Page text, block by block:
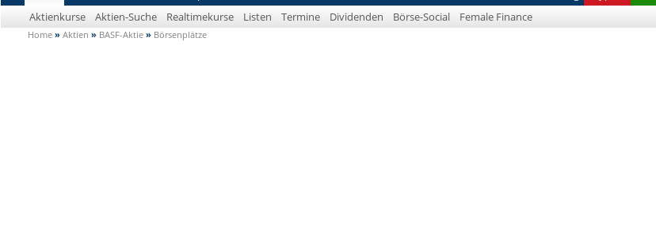
Aktienkurse
Aktien-Suche Realtimekurse Listen Termine Dividenden Börse-Social Female Finance
Home » Aktien » BASF-Aktie » Börsenplätze